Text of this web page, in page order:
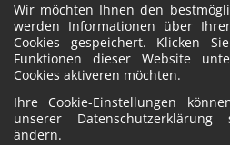
Wir möchten Ihnen den
werden Informationen über
Cookies gespeichert. Klicken
Funktionen dieser Website
Cookies aktiveren möchten.
Ihre Cookie-Einstellungen
unserer
ändern.